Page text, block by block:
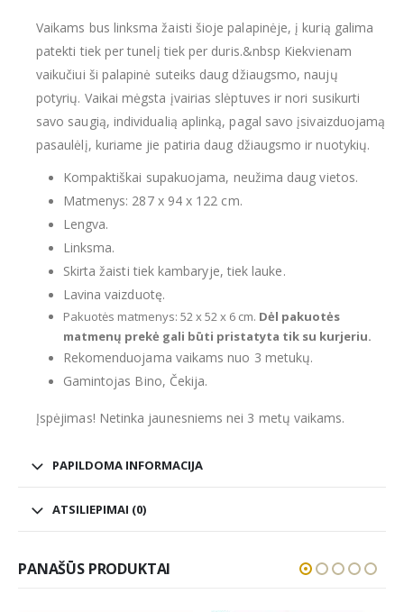
Vaikams bus linksma žaisti šioje palapinėje, į kurią galima
patekti tiek per tunelį tiek per duris.&nbsp Kiekvienam
vaikučiui ši palapinė suteiks daug džiaugsmo, naujų
potyrių. Vaikai mėgsta įvairias slėptuves ir nori susikurti
savo saugią, individualią aplinką, pagal savo įsivaizduojamą
pasaulėlį, kuriame jie patiria daug džiaugsmo ir nuotykių.
Kompaktiškai supakuojama, neužima daug vietos.
Matmenys: 287 x 94 x 122 cm.
Lengva.
Linksma.
Skirta žaisti tiek kambaryje, tiek lauke.
Lavina vaizduotę.
Pakuotės matmenys: 52 x 52 x 6 cm. Dėl pakuotės
matmenų prekė gali būti pristatyta tik su kurjeriu.
Rekomenduojama vaikams nuo 3 metukų.
Gamintojas Bino, Čekija.
Įspėjimas! Netinka jaunesniems nei 3 metų vaikams.
PAPILDOMA INFORMACIJA
ATSILIEPIMAI (0)
PANAŠŪS PRODUKTAI